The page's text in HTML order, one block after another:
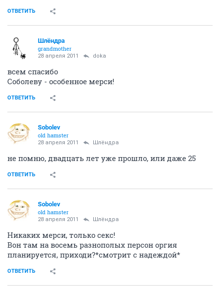
ОТВЕТИТЬ
Шлёндра
grandmother
28 апреля 2011 doka
всем спасибо
Соболеву - особенное мерси!
ОТВЕТИТЬ
Sobolev
old hamster
28 апреля 2011 Шлёндра
не помню, двадцать лет уже прошло, или даже 25
ОТВЕТИТЬ
Sobolev
old hamster
28 апреля 2011 Шлёндра
Никаких мерси, только секс!
Вон там на восемь разнополых персон оргия
планируется, приходи?*смотрит с надеждой*
ОТВЕТИТЬ